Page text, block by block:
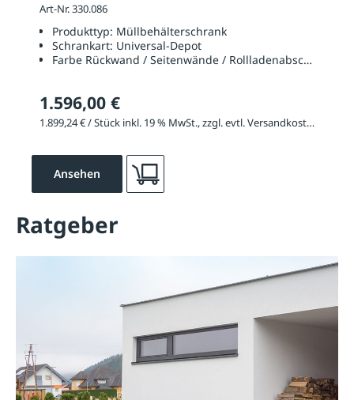
Rück-/Seitenwände dunkelgrau
Art-Nr. 330.086
Produkttyp: Müllbehälterschrank
Schrankart: Universal-Depot
Farbe Rückwand / Seitenwände /
1.596,00 €
1.899,24 € / Stück inkl. 19 % MwSt., zzgl. evtl. Versandkosten
Ansehen
Ratgeber